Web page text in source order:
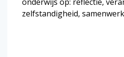
zelfstandigheid,